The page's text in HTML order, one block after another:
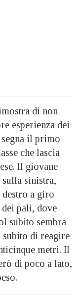
di non
esperienza dei
segna il primo
che lascia
Il giovane
sinistra,
destro a giro
pali, dove
subito sembra
subito di reagire
metri. Il
di poco a lato,